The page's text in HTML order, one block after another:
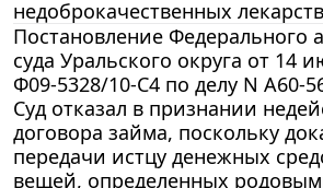
недоброкачественных
Постановление Федерального
суда Уральского округа от 14
Ф09-5328/10-С4 по делу N А60-
Суд отказал в признании
договора займа, поскольку
передачи истцу денежных
вещей, определенных